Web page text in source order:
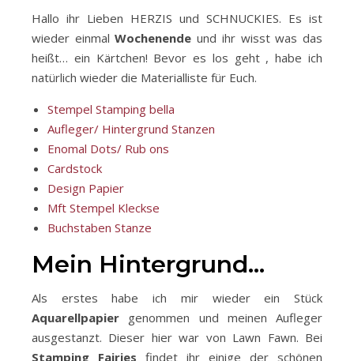
Hallo ihr Lieben HERZIS und SCHNUCKIES. Es ist
wieder einmalWochenende und ihr wisst was das
heißt… ein Kärtchen! Bevor es los geht , habe ich
natürlich wieder die Materialliste für Euch.
Stempel Stamping bella
Aufleger/ Hintergrund Stanzen
Enomal Dots/ Rub ons
Cardstock
Design Papier
Mft Stempel Kleckse
Buchstaben Stanze
Mein Hintergrund…
Als erstes habe ich mir wieder ein Stück
Aquarellpapier genommen und meinen Aufleger
ausgestanzt. Dieser hier war von Lawn Fawn. Bei
Stamping Fairies findet ihr einige der schönen